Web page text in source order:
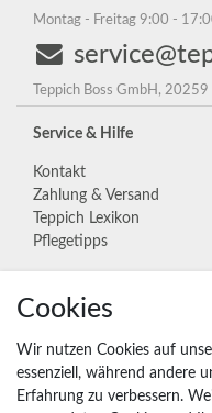
Montag - Freitag 9:00 -
Teppich Boss GmbH,
Service & Hilfe
Kontakt
Zahlung & Versand
Teppich Lexikon
Pflegetipps
Unternehmen
Widerrufs­recht
Vertrag widerrufen
Impressum
Cookies
Wir nutzen Cookies auf
essenziell, während andere
Erfahrung zu verbessern.